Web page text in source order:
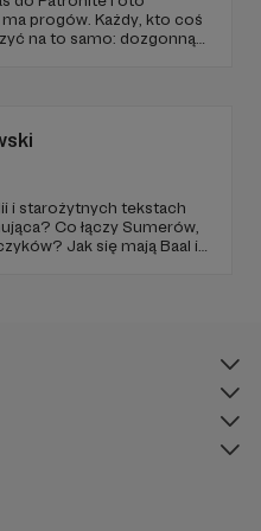
progów. Każdy, kto coś
na to samo: dozgonną
i starożytnych tekstach
Co łączy Sumerów,
Jak się mają Baal i